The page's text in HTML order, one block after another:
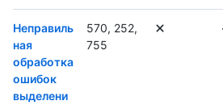
Неправиль
ная
обработка
ошибок
выделени
570, 252,
755